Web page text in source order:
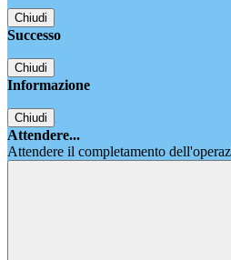
Chiudi
Successo
Chiudi
Informazione
Chiudi
Attendere...
Attendere il completamento